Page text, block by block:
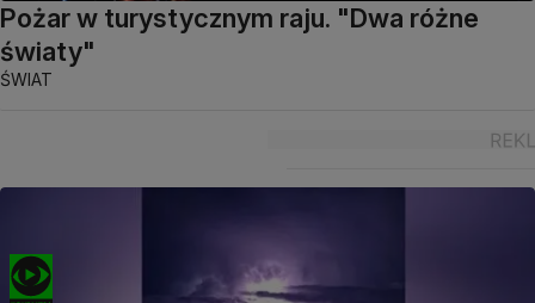
Pożar w turystycznym raju. "Dwa różne
światy"
ŚWIAT